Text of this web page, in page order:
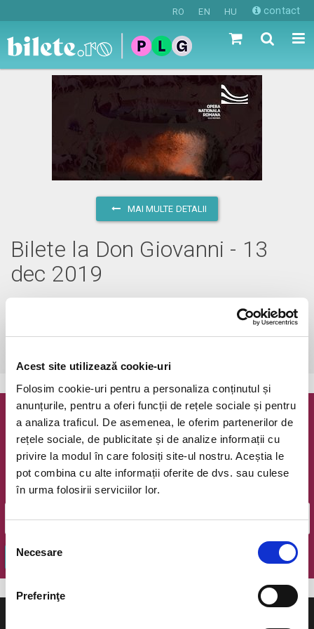
Acest site utilizează cookie-uri
Folosim cookie-uri pentru a personaliza conținutul și
anunțurile, pentru a oferi funcții de rețele sociale și pentru
a analiza traficul. De asemenea, le oferim partenerilor de
rețele sociale, de publicitate și de analize informații cu
privire la modul în care folosiți site-ul nostru. Aceștia le
pot combina cu alte informații oferite de dvs. sau culese
în urma folosirii serviciilor lor.
Selecția
consimțământului
Necesare
Preferinţe
RO EN HU contact
MAI MULTE DETALII
Bilete la Don Giovanni - 13
dec 2019
Newsletter @ Bilete.ro
Oferte exclusive si o editie saptamanala cu cele mai noi
evenimente.
Email
OK